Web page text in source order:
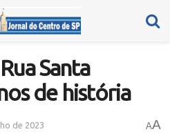
Santa
de história
de 2023 AA